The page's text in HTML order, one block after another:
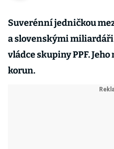
Suverénní jedničkou
a slovenskými miliardáři
vládce skupiny PPF.
korun.